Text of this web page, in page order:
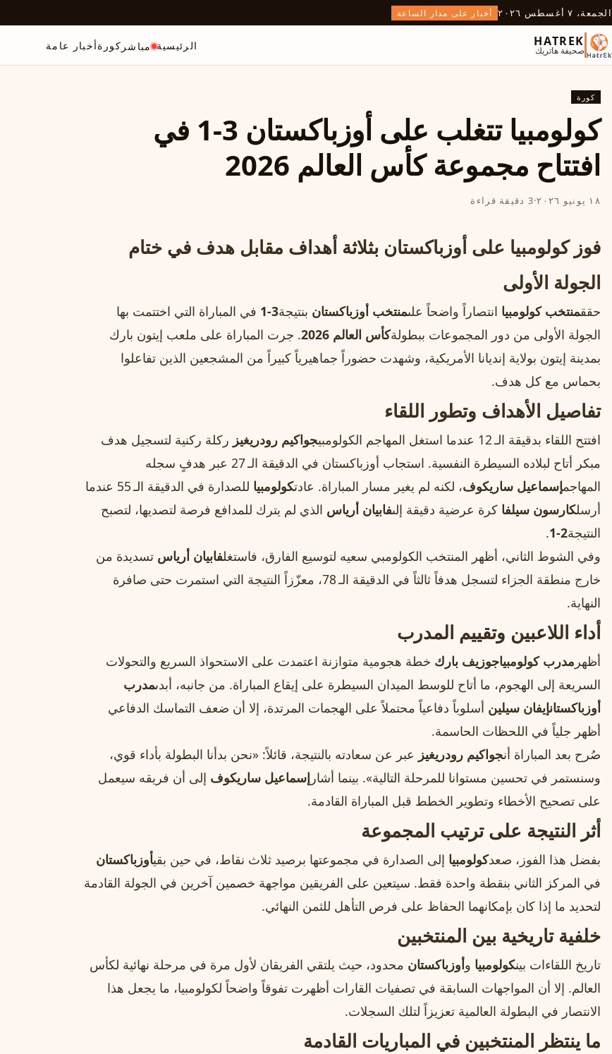
الجمعة، ٧ أغسطس ٢٠٢٦ أخبار على مدار الساعة
HATREK
صحيفة هاتريك الرئيسية مباشر كورةأخبار عامة
كورة
كولومبيا تتغلب على أوزباكستان 3-1 في
افتتاح مجموعة كأس العالم 2026
١٨ يونيو ٢٠٢٦ ·3 دقيقة قراءة
فوز كولومبيا على أوزباكستان بثلاثة أهداف مقابل هدف في ختام
الجولة الأولى
حققمنتخب كولومبيا انتصاراً واضحاً علىمنتخب أوزباكستان بنتيجة3-1
في المباراة التي اختتمت بها
الجولة الأولى من دور المجموعات ببطولةكأس العالم 2026
. جرت المباراة على ملعب إيتون بارك
بمدينة إيتون بولاية إنديانا الأمريكية، وشهدت حضوراً جماهيرياً كبيراً من المشجعين الذين تفاعلوا
بحماس مع كل هدف.
تفاصيل الأهداف وتطور اللقاء
افتتح اللقاء بدقيقة الـ 12 عندما استغل المهاجم الكولومبي جواكيم رودريغيز ركلة ركنية لتسجيل هدف
مبكر أتاح لبلاده السيطرة النفسية. استجاب أوزباكستان في الدقيقة الـ 27 عبر هدفٍ سجله
المهاجمإسماعيل ساريكوف، لكنه لم يغير مسار المباراة. عادتكولومبيا
للصدارة في الدقيقة الـ 55 عندما
أرسلكارسون سيلفا كرة عرضية دقيقة إلىفابيان أرياس الذي لم يترك للمدافع فرصة لتصديها، لتصبح
النتيجة2-1
.
وفي الشوط الثاني، أظهر المنتخب الكولومبي سعيه لتوسيع الفارق، فاستغلفابيان أرياس تسديدة من
خارج منطقة الجزاء لتسجل هدفاً ثالثاً في الدقيقة الـ 78، معزّزاً النتيجة التي استمرت حتى صافرة
النهاية.
أداء اللاعبين وتقييم المدرب
أظهر مدرب كولومبياجوزيف بارك خطة هجومية متوازنة اعتمدت على الاستحواذ السريع والتحولات
السريعة إلى الهجوم، ما أتاح للوسط الميدان السيطرة على إيقاع المباراة. من جانبه، أبدىمدرب
أوزباكستانإيفان سيلين أسلوباً دفاعياً محتملاً على الهجمات المرتدة، إلا أن ضعف التماسك الدفاعي
أظهر جلياً في اللحظات الحاسمة.
صُرح بعد المباراة أنجواكيم رودريغيز عبر عن سعادته بالنتيجة، قائلاً: «نحن بدأنا البطولة بأداء قوي،
وسنستمر في تحسين مستوانا للمرحلة التالية». بينما أشار إسماعيل ساريكوف إلى أن فريقه سيعمل
على تصحيح الأخطاء وتطوير الخطط قبل المباراة القادمة.
أثر النتيجة على ترتيب المجموعة
بفضل هذا الفوز، صعدكولومبيا إلى الصدارة في مجموعتها برصيد ثلاث نقاط، في حين بقيأوزباكستان
في المركز الثاني بنقطة واحدة فقط. سيتعين على الفريقين مواجهة خصمين آخرين في الجولة القادمة
لتحديد ما إذا كان بإمكانهما الحفاظ على فرص التأهل للثمن النهائي.
خلفية تاريخية بين المنتخبين
تاريخ اللقاءات بينكولومبيا وأوزباكستان محدود، حيث يلتقي الفريقان لأول مرة في مرحلة نهائية لكأس
العالم. إلا أن المواجهات السابقة في تصفيات القارات أظهرت تفوقاً واضحاً لكولومبيا، ما يجعل هذا
الانتصار في البطولة العالمية تعزيزاً لتلك السجلات.
ما ينتظر المنتخبين في المباريات القادمة